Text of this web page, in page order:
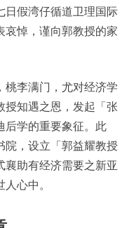
日假湾仔循道卫理国际
悼，谨向郭教授的家
李满门，尤对经济学
授知遇之恩，发起「张
后学的重要象征。此
，设立「郭益耀教授
助有经济需要之新亚
心中。